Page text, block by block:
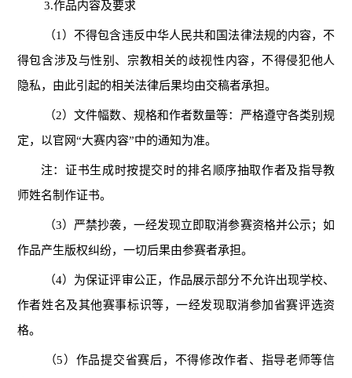
3.作品内容及要求
（1）不得包含违反中华人民共和国法律法规的内容，不
得包含涉及与性别、宗教相关的歧视性内容，不得侵犯他人
隐私，由此引起的相关法律后果均由交稿者承担。
（2）文件幅数、规格和作者数量等：严格遵守各类别规
定，以官网“大赛内容”中的通知为准。
注：证书生成时按提交时的排名顺序抽取作者及指导教
师姓名制作证书。
（3）严禁抄袭，一经发现立即取消参赛资格并公示；如
作品产生版权纠纷，一切后果由参赛者承担。
（4）为保证评审公正，作品展示部分不允许出现学校、
作者姓名及其他赛事标识等，一经发现取消参加省赛评选资
格。
（5）作品提交省赛后，不得修改作者、指导老师等信